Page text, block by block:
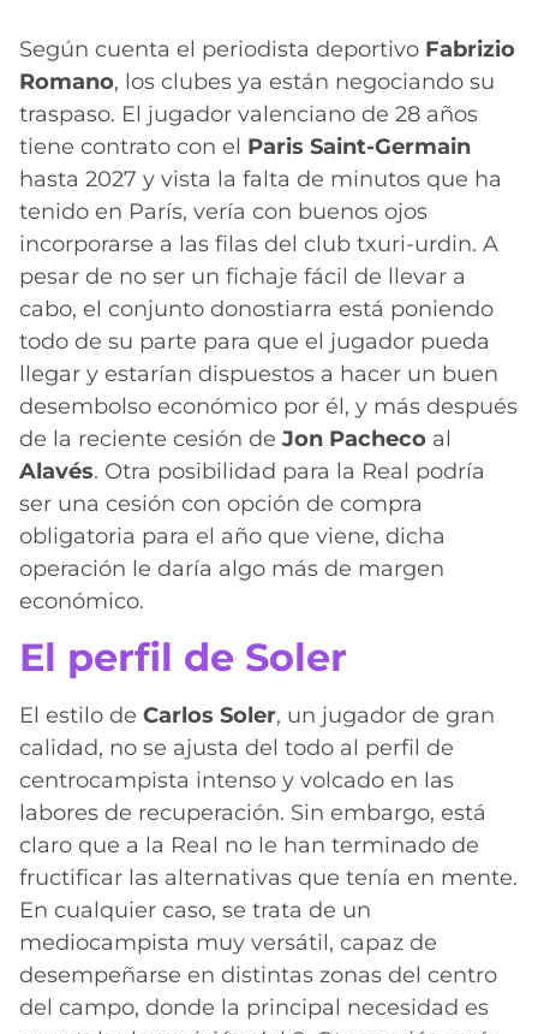
Según cuenta el periodista deportivo Fabrizio
Romano, los clubes ya están negociando su
traspaso. El jugador valenciano de 28 años
tiene contrato con el Paris Saint-Germain
hasta 2027 y vista la falta de minutos que ha
tenido en París, vería con buenos ojos
incorporarse a las filas del club txuri-urdin. A
pesar de no ser un fichaje fácil de llevar a
cabo, el conjunto donostiarra está poniendo
todo de su parte para que el jugador pueda
llegar y estarían dispuestos a hacer un buen
desembolso económico por él, y más después
de la reciente cesión de Jon Pacheco al
Alavés. Otra posibilidad para la Real podría
ser una cesión con opción de compra
obligatoria para el año que viene, dicha
operación le daría algo más de margen
económico.
El perfil de Soler
El estilo de Carlos Soler, un jugador de gran
calidad, no se ajusta del todo al perfil de
centrocampista intenso y volcado en las
labores de recuperación. Sin embargo, está
claro que a la Real no le han terminado de
fructificar las alternativas que tenía en mente.
En cualquier caso, se trata de un
mediocampista muy versátil, capaz de
desempeñarse en distintas zonas del centro
del campo, donde la principal necesidad es